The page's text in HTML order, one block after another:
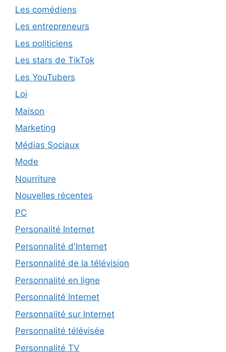
Les comédiens
Les entrepreneurs
Les politiciens
Les stars de TikTok
Les YouTubers
Loi
Maison
Marketing
Médias Sociaux
Mode
Nourriture
Nouvelles récentes
PC
Personalité Internet
Personnalité d'Internet
Personnalité de la télévision
Personnalité en ligne
Personnalité Internet
Personnalité sur Internet
Personnalité télévisée
Personnalité TV